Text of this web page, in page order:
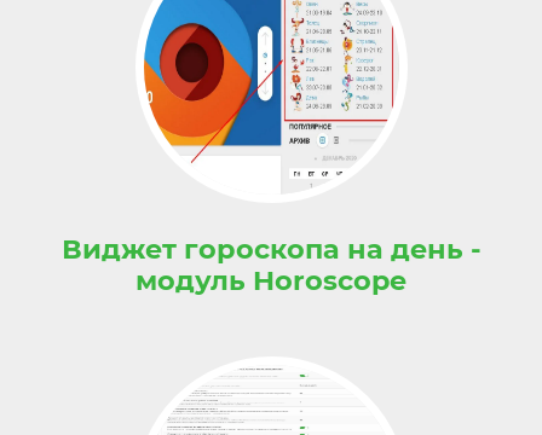
Виджет гороскопа на день -
модуль Horoscope